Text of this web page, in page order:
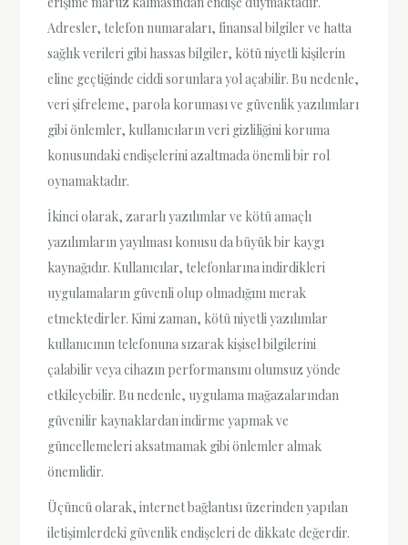
Adresler, telefon numaraları, finansal bilgiler ve hatta
sağlık verileri gibi hassas bilgiler, kötü niyetli kişilerin
eline geçtiğinde ciddi sorunlara yol açabilir. Bu nedenle,
veri şifreleme, parola koruması ve güvenlik yazılımları
gibi önlemler, kullanıcıların veri gizliliğini koruma
konusundaki endişelerini azaltmada önemli bir rol
oynamaktadır.
İkinci olarak, zararlı yazılımlar ve kötü amaçlı
yazılımların yayılması konusu da büyük bir kaygı
kaynağıdır. Kullanıcılar, telefonlarına indirdikleri
uygulamaların güvenli olup olmadığını merak
etmektedirler. Kimi zaman, kötü niyetli yazılımlar
kullanıcının telefonuna sızarak kişisel bilgilerini
çalabilir veya cihazın performansını olumsuz yönde
etkileyebilir. Bu nedenle, uygulama mağazalarından
güvenilir kaynaklardan indirme yapmak ve
güncellemeleri aksatmamak gibi önlemler almak
önemlidir.
Üçüncü olarak, internet bağlantısı üzerinden yapılan
iletişimlerdeki güvenlik endişeleri de dikkate değerdir.